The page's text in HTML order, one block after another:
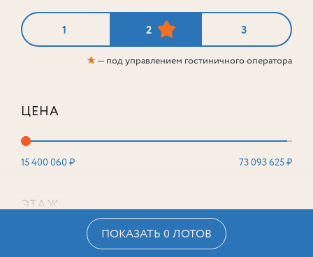
1 2 3
★— под управлением гостиничного оператора
ЦЕНА
15 400 060 ₽ 73 093 625 ₽
ЭТАЖ
ПОКАЗАТЬ 0 ЛОТОВ